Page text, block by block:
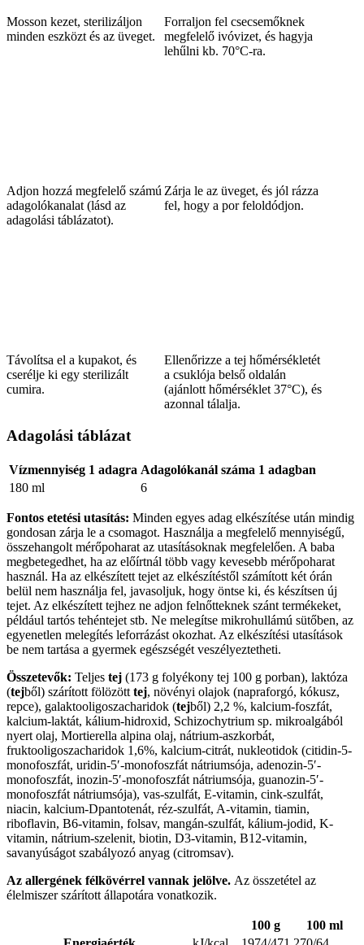
Mosson kezet, sterilizáljon
minden eszközt és az üveget.
Forraljon fel csecsemőknek
megfelelő ivóvizet, és hagyja
lehűlni kb. 70°C-ra.
Adjon hozzá megfelelő számú
adagolókanalat (lásd az
adagolási táblázatot).
Zárja le az üveget, és jól rázza
fel, hogy a por feloldódjon.
Távolítsa el a kupakot, és
cserélje ki egy sterilizált
cumira.
Ellenőrizze a tej hőmérsékletét
a csuklója belső oldalán
(ajánlott hőmérséklet 37°C), és
azonnal tálalja.
Adagolási táblázat
Vízmennyiség 1 adagra Adagolókanál száma 1 adagban
180 ml
6
Fontos etetési utasítás: Minden egyes adag elkészítése után mindig
gondosan zárja le a csomagot. Használja a megfelelő mennyiségű,
összehangolt mérőpoharat az utasításoknak megfelelően. A baba
megbetegedhet, ha az előírtnál több vagy kevesebb mérőpoharat
használ. Ha az elkészített tejet az elkészítéstől számított két órán
belül nem használja fel, javasoljuk, hogy öntse ki, és készítsen új
tejet. Az elkészített tejhez ne adjon felnőtteknek szánt termékeket,
például tartós tehéntejet stb. Ne melegítse mikrohullámú sütőben, az
egyenetlen melegítés leforrázást okozhat. Az elkészítési utasítások
be nem tartása a gyermek egészségét veszélyeztetheti.
Összetevők: Teljes tej (173 g folyékony tej 100 g porban), laktóza
(tejből) szárított fölözött tej, növényi olajok (napraforgó, kókusz,
repce), galaktooligoszacharidok (tejből) 2,2 %, kalcium-foszfát,
kalcium-laktát, kálium-hidroxid, Schizochytrium sp. mikroalgából
nyert olaj, Mortierella alpina olaj, nátrium-aszkorbát,
fruktooligoszacharidok 1,6%, kalcium-citrát, nukleotidok (citidin-5-
monofoszfát, uridin-5′-monofoszfát nátriumsója, adenozin-5′-
monofoszfát, inozin-5′-monofoszfát nátriumsója, guanozin-5′-
monofoszfát nátriumsója), vas-szulfát, E-vitamin, cink-szulfát,
niacin, kalcium-Dpantotenát, réz-szulfát, A-vitamin, tiamin,
riboflavin, B6-vitamin, folsav, mangán-szulfát, kálium-jodid, K-
vitamin, nátrium-szelenit, biotin, D3-vitamin, B12-vitamin,
savanyúságot szabályozó anyag (citromsav).
Az allergének félkövérrel vannak jelölve. Az összetétel az
élelmiszer szárított állapotára vonatkozik.
100 g
100 ml